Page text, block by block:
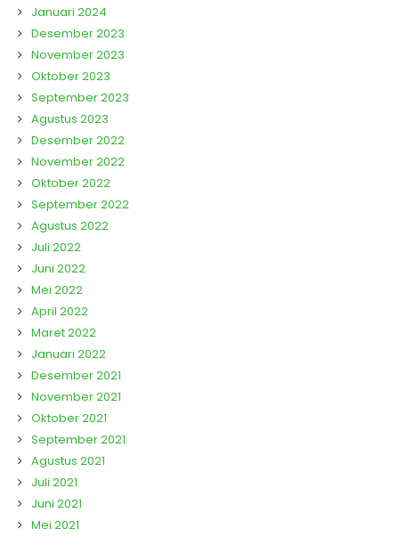
Januari 2024
Desember 2023
November 2023
Oktober 2023
September 2023
Agustus 2023
Desember 2022
November 2022
Oktober 2022
September 2022
Agustus 2022
Juli 2022
Juni 2022
Mei 2022
April 2022
Maret 2022
Januari 2022
Desember 2021
November 2021
Oktober 2021
September 2021
Agustus 2021
Juli 2021
Juni 2021
Mei 2021